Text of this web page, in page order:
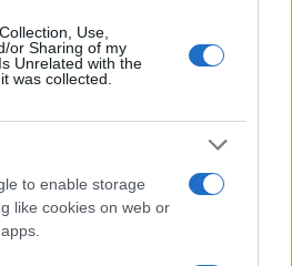
Use,
or Sharing of my
Unrelated with the
was collected.
to enable storage
like cookies on web or
Sardinia, scontro tra auto e
meteo per lunedì 10 agosto